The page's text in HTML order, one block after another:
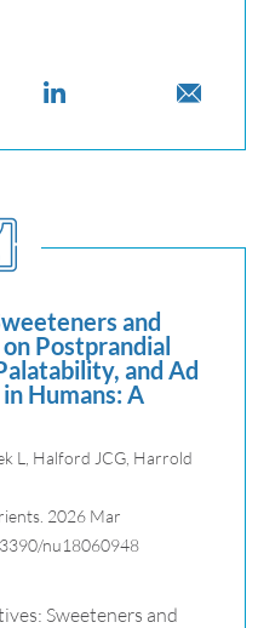
and
Postprandial
and Ad
Humans: A
L, Halford JCG, Harrold
2026 Mar
nu18060948
Sweeteners and